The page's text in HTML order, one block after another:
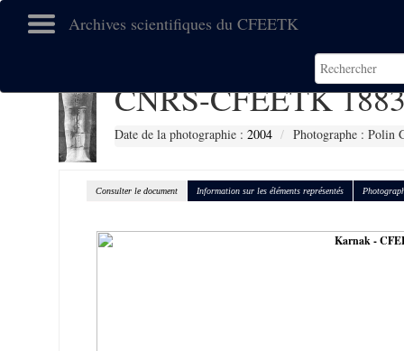
Archives scientifiques du CFEETK
CNRS-CFEETK
Date de la photographie : 2004 Photographe : Polin
Consulter le document Information sur les éléments représentés